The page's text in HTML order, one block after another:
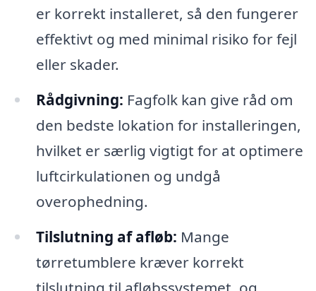
er korrekt installeret, så den fungerer
effektivt og med minimal risiko for fejl
eller skader.
Rådgivning: Fagfolk kan give råd om
den bedste lokation for installeringen,
hvilket er særlig vigtigt for at optimere
luftcirkulationen og undgå
overophedning.
Tilslutning af afløb: Mange
tørretumblere kræver korrekt